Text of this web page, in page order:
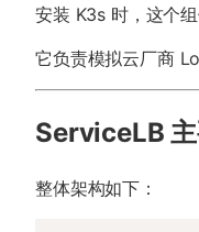
安装 K3s 时，这个
它负责模拟云厂商
ServiceLB
整体架构如下：